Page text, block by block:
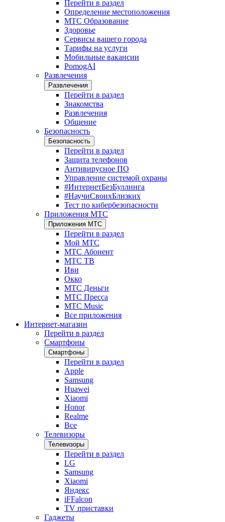
Перейти в раздел
Определение местоположения
МТС Образование
Здоровье
Сервисы вашего города
Тарифы на услуги
Мобильные вакансии
PomogAI
Развлечения
Развлечения
Перейти в раздел
Знакомства
Развлечения
Общение
Безопасность
Безопасность
Перейти в раздел
Защита телефонов
Антивирусное ПО
Управление системой охраны
#ИнтернетБезБуллинга
#НаучиСвоихБлизких
Тест по кибербезопасности
Приложения МТС
Приложения МТС
Перейти в раздел
Мой МТС
МТС Абонент
МТС ТВ
Иви
Окко
МТС Деньги
МТС Пресса
МТС Music
Все приложения
Интернет-магазин
Перейти в раздел
Смартфоны
Смартфоны
Перейти в раздел
Apple
Samsung
Huawei
Xiaomi
Honor
Realme
Все
Телевизоры
Телевизоры
Перейти в раздел
LG
Samsung
Xiaomi
Яндекс
iFFalcon
TV приставки
Гаджеты